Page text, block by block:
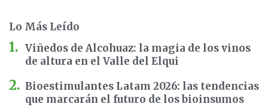
Lo Más Leído
Viñedos de Alcohuaz: la magia de los vinos
de altura en el Valle del Elqui
Bioestimulantes Latam 2026: las tendencias
que marcarán el futuro de los bioinsumos